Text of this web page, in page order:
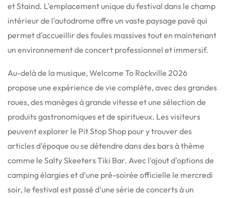
et Staind. L'emplacement unique du festival dans le champ
intérieur de l'autodrome offre un vaste paysage pavé qui
permet d'accueillir des foules massives tout en maintenant
un environnement de concert professionnel et immersif.
Au-delà de la musique, Welcome To Rockville 2026
propose une expérience de vie complète, avec des grandes
roues, des manèges à grande vitesse et une sélection de
produits gastronomiques et de spiritueux. Les visiteurs
peuvent explorer le Pit Stop Shop pour y trouver des
articles d'époque ou se détendre dans des bars à thème
comme le Salty Skeeters Tiki Bar. Avec l'ajout d'options de
camping élargies et d'une pré-soirée officielle le mercredi
soir, le festival est passé d'une série de concerts à un